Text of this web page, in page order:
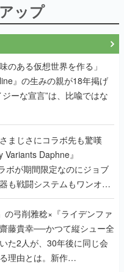
ップ
のある仮想世界を作る」
』の生みの親が18年掲げ
ーな宣言”は、比喩ではな
まじさにコラボ先も驚嘆
Daphne』
ボが期間限定なのにジョブ
も戦闘システムもワンオフ
理由を両ディレクターに聞
の弓削雅稔×『ライデンファ
藤貴幸──かつて縦シュー全
た2人が、30年後に同じ会
理由とは。新作